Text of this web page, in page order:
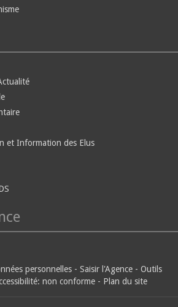
et Information des Elus
personnelles - Saisir l'Agence - Outils
non conforme - Plan du site